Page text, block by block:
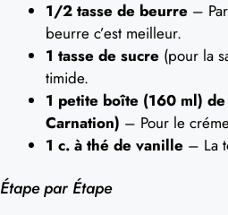
1/2 tasse de beurre –
beurre c’est meilleur.
1 tasse de sucre (pour la
timide.
1 petite boîte (160 ml)
Carnation) – Pour le
1 c. à thé de vanille – La
Étape par Étape